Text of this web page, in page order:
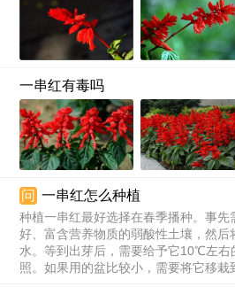
一串红有毒吗
问 一串红怎么种植
种植一串红最好选择在春季播种。事先
好、富含营养物质的弱酸性土壤，然后
水。等到出芽后，需要给予它10℃左右
照。如果用的盆比较小，需要将它移栽